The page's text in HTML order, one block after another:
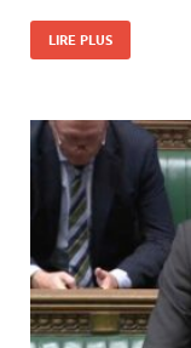
LIRE PLUS